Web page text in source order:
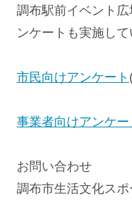
調布駅前イベント
ンケートも実施して
市民向けアンケート
事業者向けアンケー
お問い合わせ
調布市生活文化ス